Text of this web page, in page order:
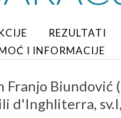
REZULTATI
I INFORMACIJE
Franjo Biundović
d'Inghliterra,